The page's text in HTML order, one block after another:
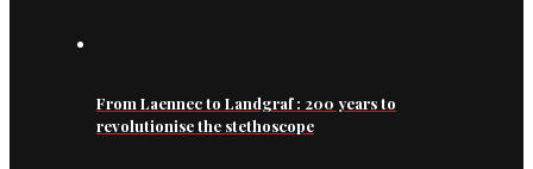
From Laennec to Landgraf : 200 years to
revolutionise the stethoscope